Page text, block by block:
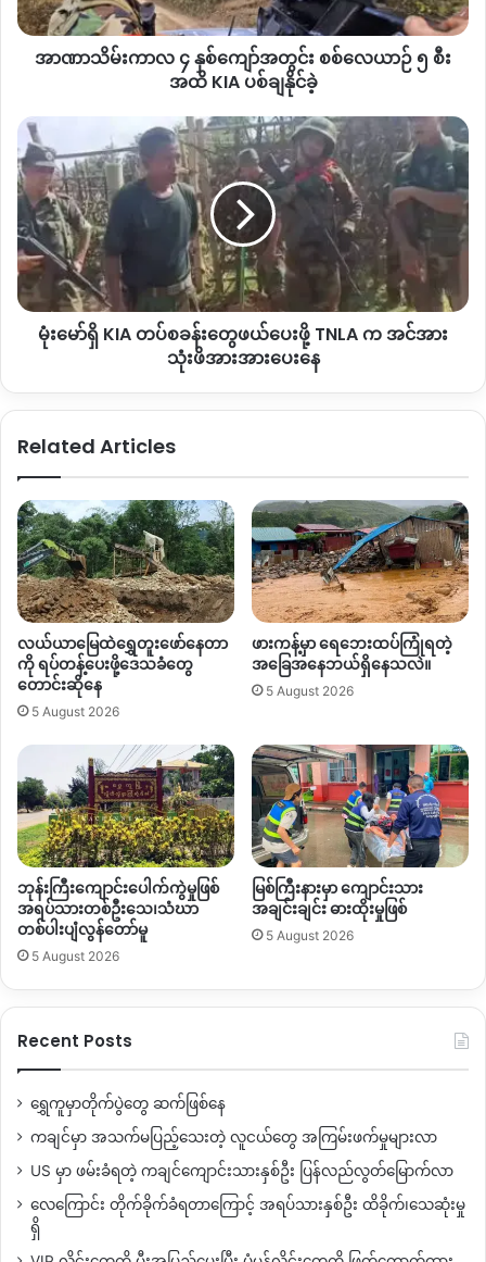
အဆင်းက အလွတ်တွေပဲဆင်းကြတာဆိုတော့ အဲ့လောက်မတောင်း
ဘူး။ အတက်ကျတော့ လူကောကုန်ကောဆိုတော့ပိုတောင်းအတက်
ပါ ပြန်ဆင်းရတာကိုအဲ့တော့တချို့ဆိုဆီးဖိုးလောက်နဲ့ပြန်တင်လာ
ပေးတာတွေရှိတယ် ဂိတ်ကြေးလည်းသက်သာတယ်”လို့ အထက်မှာ
ဖော်ပြခဲ့တဲ့ကားသမားကဆက်ပြောပါတယ်။
ခရီးသည်ကားနဲ့ကုန်ကားတွေဟာ မြစ်ကြီးနားမြို့အထွက်မှာ ၃
နေရာ၊ ပူတာအိုမြို့နယ်ထဲက လုံရှာယန်ဂိတ်၊ မူလာရှီးဒီဂိတ်အပါ
စုစုပေါင်း စစ်ကောင်စီတပ်ဂိတ် ၅ နေရာမှာဂိတ်ကြေးပေးဆောင်ရ
တယ်လို့သိရပါတယ်။
မြစ်ကြီးနားကိုကုန်ကြောင်းလေကြောင်းဖြင့်သွားလာနိုင်ပေ
မယ့် လေကြောင်းလိုင်းလည်းကုန်းကြောင်းနည်းတူလေယာဥ်ခတွေ
၂၀၂၄ ခုနှစ် မေလမတိုင်ခင်အထိတော့ ပူတာအို
ပိုင်းမှာ အတက်/အဆင်းခရီးသည်တစ်ဦးလျှင်ကားခ ကျပ် ၅၅၀၀၀
(ငါးသောင်းငါး ထောင်)၊ ၆၀၀၀၀ (ခြောက်သောင်း)ကနေ ယခုနှစ်
အတွင်းစျေးတွေတဟုန်းထိုးတက်သွားတာဖြစ်ပါတယ်။
By – Zaw Zaw
လေယာဉ်
၅
ပစ်
ချ
နိုင်
ခဲ့
အာဏာသိမ်းကာလ ၄ နှစ်ကျော်အတွင်း စစ်လေယာဉ် ၅ စီး
အထိ KIA ပစ်ချနိုင်ခဲ့
မုံး‌မော်
ရှိ
KIA
တပ်
စခန်း
တွေ
ဖယ်
ပေး
ဖို့
TNLA
အားပေး
မုံး‌မော်ရှိ KIA တပ်စခန်းတွေဖယ်ပေးဖို့ TNLA က အင်အား
သုံးဖိအားအားပေးနေ
Related Articles
လယ်ယာမြေထဲရွှေတူးဖော်နေတာ
ကို ရပ်တန့်ပေးဖို့ဒေသခံတွေ
တောင်းဆိုနေ
5 August 2026
ဖားကန့်မှာ ရေဘေးထပ်ကြုံရတဲ့
အခြေအနေဘယ်ရှိနေသလဲ။
5 August 2026
ဘုန်းကြီးကျောင်းပေါက်ကွဲမှုဖြစ်
အရပ်သားတစ်ဦးသေ၊သံဃာ
တစ်ပါးပျံလွန်တော်မူ
5 August 2026
မြစ်ကြီးနားမှာ ကျောင်းသား
အချင်းချင်း ဓားထိုးမှုဖြစ်
5 August 2026
Recent Posts
ရွှေကူမှာတိုက်ပွဲတွေ ဆက်ဖြစ်နေ
ကချင်မှာ အသက်မပြည့်သေးတဲ့ လူငယ်တွေ အကြမ်းဖက်မှုများလာ
US မှာ ဖမ်းခံရတဲ့ ကချင်ကျောင်းသားနှစ်ဦး ပြန်လည်လွတ်မြောက်လာ
လေကြောင်း တိုက်ခိုက်ခံရတာကြောင့် အရပ်သားနှစ်ဦး ထိခိုက်၊သေဆုံးမှု
ရှိ